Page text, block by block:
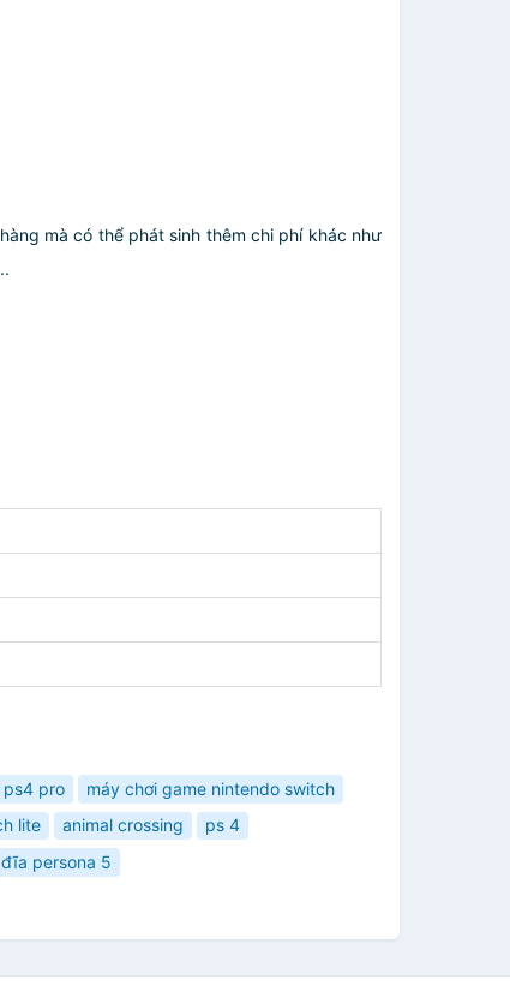
mà có thể phát sinh thêm chi phí khác như
ps4 pro
máy chơi game nintendo switch
lite animal crossing
ps 4
đĩa persona 5